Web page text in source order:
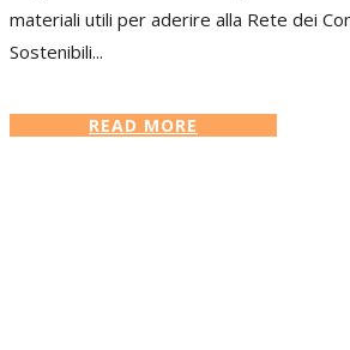
materiali utili per aderire alla Rete dei
Sostenibili...
READ MORE